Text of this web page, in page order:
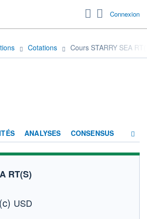
Connexion
Cotations Cours STARRY SEA
ANALYSES CONSENSUS
RT(S)
(c) USD